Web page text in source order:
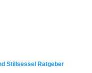
Stillsessel Ratgeber